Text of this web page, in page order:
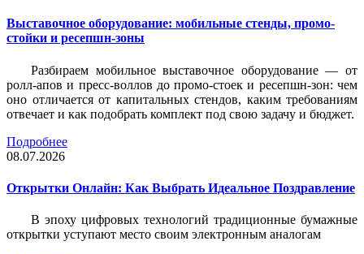
Выставочное оборудование: мобильные стенды, промо-
стойки и ресепшн-зоны
Разбираем мобильное выставочное оборудование — от
ролл-апов и пресс-воллов до промо-стоек и ресепшн-зон: чем
оно отличается от капитальных стендов, каким требованиям
отвечает и как подобрать комплект под свою задачу и бюджет.
Подробнее
08.07.2026
Открытки Онлайн: Как Выбрать Идеальное Поздравление
В эпоху цифровых технологий традиционные бумажные
открытки уступают место своим электронным аналогам